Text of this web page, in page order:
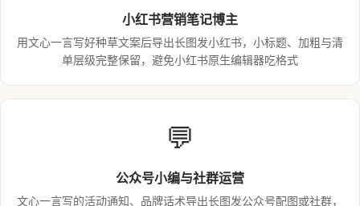
小红书营销笔记博主
用文心一言写好种草文案后导出长图发小红书，小标题、加粗与清
单层级完整保留，避免小红书原生编辑器吃格式
💬
公众号小编与社群运营
文心一言写的活动通知、品牌话术导出长图发公众号配图或社群，